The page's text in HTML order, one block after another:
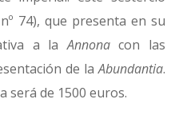
74), que presenta en su
a laAnnonacon las
de laAbundantia.
será de 1500 euros.